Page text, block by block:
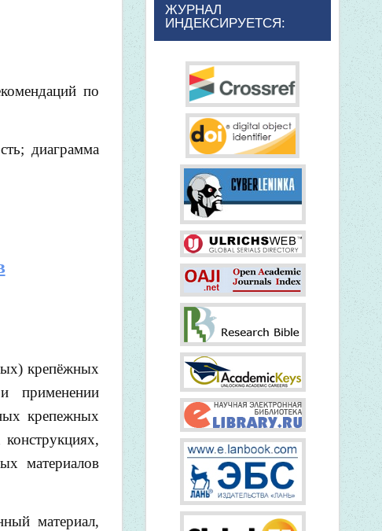
по
диаграмма
крепёжных
применении
крепежных
материалов
материал,
ЖУРНАЛ
ИНДЕКСИРУЕТСЯ: